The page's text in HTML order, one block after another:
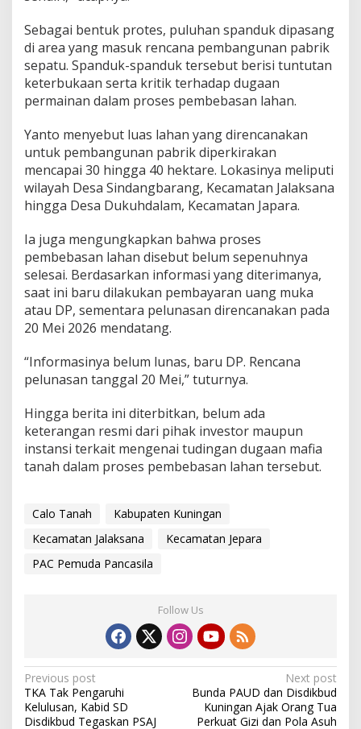
Sebagai bentuk protes, puluhan spanduk dipasang
di area yang masuk rencana pembangunan pabrik
sepatu. Spanduk-spanduk tersebut berisi tuntutan
keterbukaan serta kritik terhadap dugaan
permainan dalam proses pembebasan lahan.
Yanto menyebut luas lahan yang direncanakan
untuk pembangunan pabrik diperkirakan
mencapai 30 hingga 40 hektare. Lokasinya meliputi
wilayah Desa Sindangbarang, Kecamatan Jalaksana
hingga Desa Dukuhdalam, Kecamatan Japara.
Ia juga mengungkapkan bahwa proses
pembebasan lahan disebut belum sepenuhnya
selesai. Berdasarkan informasi yang diterimanya,
saat ini baru dilakukan pembayaran uang muka
atau DP, sementara pelunasan direncanakan pada
20 Mei 2026 mendatang.
“Informasinya belum lunas, baru DP. Rencana
pelunasan tanggal 20 Mei,” tuturnya.
Hingga berita ini diterbitkan, belum ada
keterangan resmi dari pihak investor maupun
instansi terkait mengenai tudingan dugaan mafia
tanah dalam proses pembebasan lahan tersebut.
Calo Tanah
Kabupaten Kuningan
Kecamatan Jalaksana
Kecamatan Jepara
PAC Pemuda Pancasila
Follow Us
Post
navigation
Previous post
TKA Tak Pengaruhi
Kelulusan, Kabid SD
Disdikbud Tegaskan PSAJ
Next post
Bunda PAUD dan Disdikbud
Kuningan Ajak Orang Tua
Perkuat Gizi dan Pola Asuh